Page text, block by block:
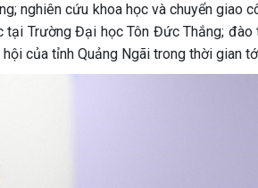
nghiên cứu khoa học và chuyển giao
tại Trường Đại học Tôn Đức Thắng; đào
của tỉnh Quảng Ngãi trong thời gian